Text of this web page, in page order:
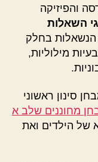
והפיזיקה
השאלות
בחלק
מילוליות,
סינון ראשוני
מחוננים שלב א
של הילדים ואת